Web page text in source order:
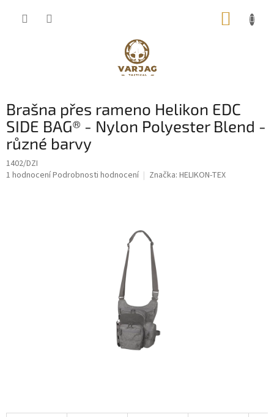
Brašna přes rameno Helikon EDC
SIDE BAG® - Nylon Polyester Blend -
různé barvy
1402/DZI
Průměrné
1 hodnoceníPodrobnosti hodnocení Značka: HELIKON-TEX